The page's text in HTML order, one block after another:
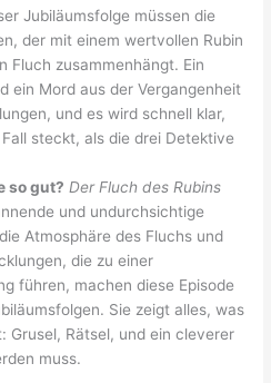
Jubiläumsfolge müssen die
der mit einem wertvollen Rubin
Fluch zusammenhängt. Ein
ein Mord aus der Vergangenheit
und es wird schnell klar,
steckt, als die drei Detektive
so gut? Der Fluch des Rubins
und undurchsichtige
Atmosphäre des Fluchs und
die zu einer
führen, machen diese Episode
Sie zeigt alles, was
Grusel, Rätsel, und ein cleverer
muss.